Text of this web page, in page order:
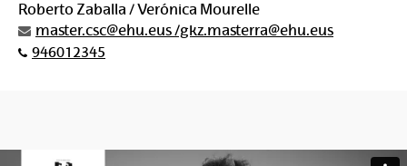
Roberto Zaballa / Verónica Mourelle
master.csc@ehu.eus /gkz.masterra@ehu.eus
946012345